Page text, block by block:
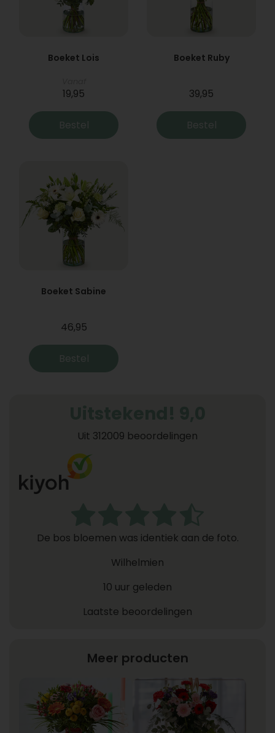
Boeket Lois
19,95
Bestel
Boeket Ruby
39,95
Bestel
Boeket Sabine
46,95
Bestel
Uit 312009 beoordelingen
De bos bloemen was identiek aan de foto.
Wilhelmien
10 uur geleden
Laatste beoordelingen
Meer producten